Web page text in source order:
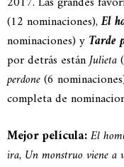
(12 nominaciones), El
nominaciones) y Tarde
por detrás estánJulieta
perdone(6
completa de
Mejor película:El
ira, Un monstruo viene a